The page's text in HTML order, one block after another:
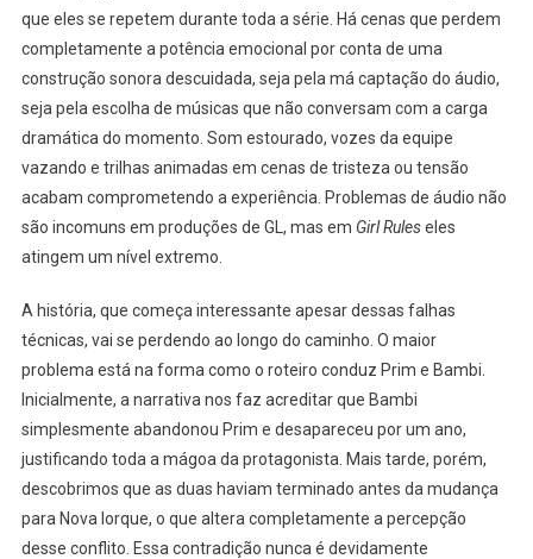
que eles se repetem durante toda a série. Há cenas que perdem
completamente a potência emocional por conta de uma
construção sonora descuidada, seja pela má captação do áudio,
seja pela escolha de músicas que não conversam com a carga
dramática do momento. Som estourado, vozes da equipe
vazando e trilhas animadas em cenas de tristeza ou tensão
acabam comprometendo a experiência. Problemas de áudio não
são incomuns em produções de GL, mas em Girl Ruleseles
atingem um nível extremo.
A história, que começa interessante apesar dessas falhas
técnicas, vai se perdendo ao longo do caminho. O maior
problema está na forma como o roteiro conduz Prim e Bambi.
Inicialmente, a narrativa nos faz acreditar que Bambi
simplesmente abandonou Prim e desapareceu por um ano,
justificando toda a mágoa da protagonista. Mais tarde, porém,
descobrimos que as duas haviam terminado antes da mudança
para Nova Iorque, o que altera completamente a percepção
desse conflito. Essa contradição nunca é devidamente